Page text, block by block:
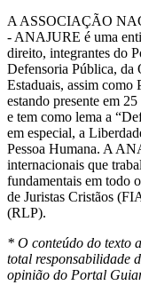
A ASSOCIAÇÃO
- ANAJURE é uma
direito, integrantes do
Defensoria Pública, da
Estaduais, assim como
estando presente em
e tem como lema a
em especial, a
Pessoa Humana. A
internacionais que
fundamentais em todo
de Juristas Cristãos
(RLP).
* O conteúdo do texto
total responsabilidade
opinião do Portal